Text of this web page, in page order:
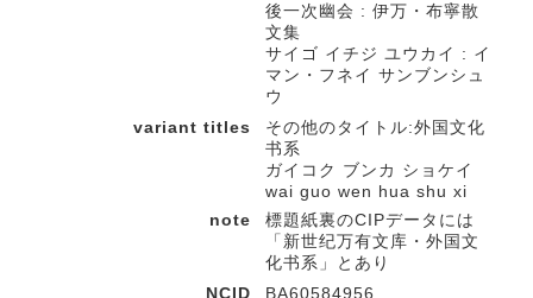
後一次幽会 : 伊万・布寧散
文集
サイゴ イチジ ユウカイ : イ
マン・フネイ サンブンシュ
ウ
variant titles
その他のタイトル:外国文化
书系
ガイコク ブンカ ショケイ
wai guo wen hua shu xi
note
標題紙裏のCIPデータには
「新世纪万有文库・外国文
化书系」とあり
NCID
BA60584956